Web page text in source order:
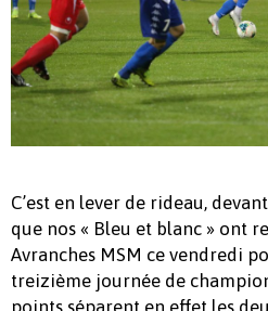
C’est en lever de rideau,
que nos « Bleu et blanc » ont
Avranches MSM ce vendredi
treizième journée de